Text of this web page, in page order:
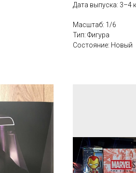
Дата выпуска: 3–4
Масштаб: 1/6
Тип: Фигура
Состояние: Новый